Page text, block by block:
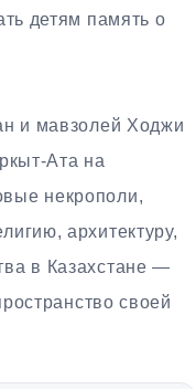
детям память о
и мавзолей Ходжи
Ата на
некрополи,
архитектуру,
в Казахстане —
своей